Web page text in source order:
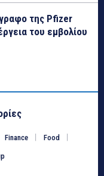
της Pfizer
του εμβολίου
Finance Food